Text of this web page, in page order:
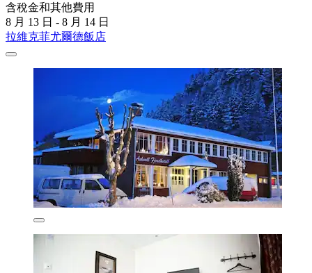
含稅金和其他費用
8 月 13 日 - 8 月 14 日
拉維克菲尤爾德飯店